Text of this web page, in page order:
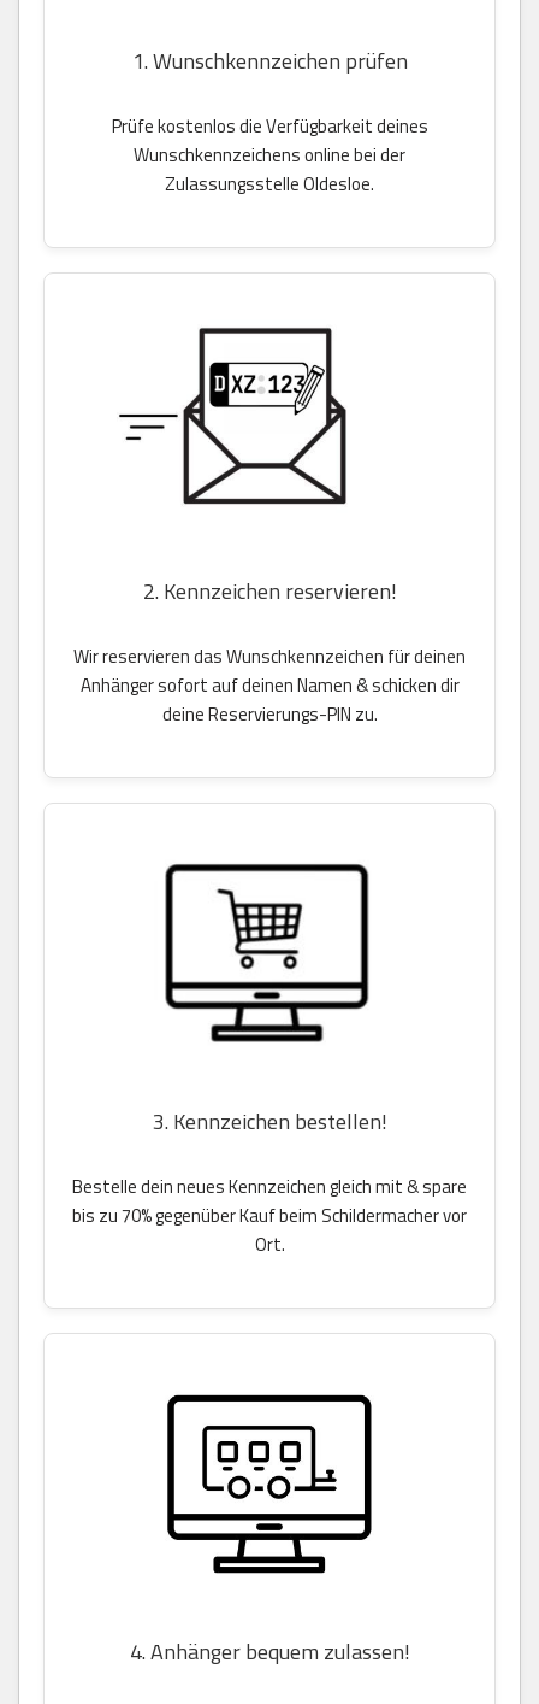
1. Wunschkennzeichen prüfen
Prüfe kostenlos die Verfügbarkeit deines
Wunschkennzeichens online bei der
Zulassungsstelle Oldesloe.
2. Kennzeichen reservieren!
Wir reservieren das Wunschkennzeichen für deinen
Anhänger sofort auf deinen Namen & schicken dir
deine Reservierungs-PIN zu.
3. Kennzeichen bestellen!
Bestelle dein neues Kennzeichen gleich mit & spare
bis zu 70% gegenüber Kauf beim Schildermacher vor
Ort.
4. Anhänger bequem zulassen!